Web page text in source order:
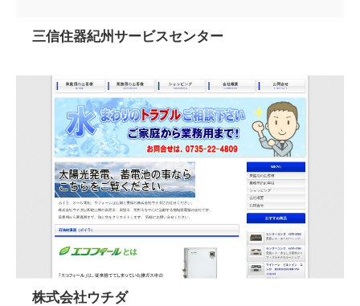
三信住器紀州サービスセンター
株式会社ウチダ